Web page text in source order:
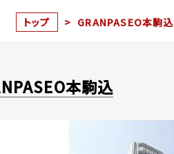
トップ > GRANPASEO本駒込
本駒込